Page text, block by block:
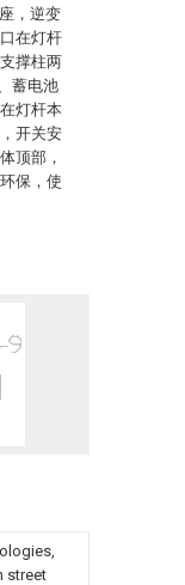
，逆变
在灯杆
撑柱两
蓄电池
灯杆本
开关安
顶部，
保，使
street